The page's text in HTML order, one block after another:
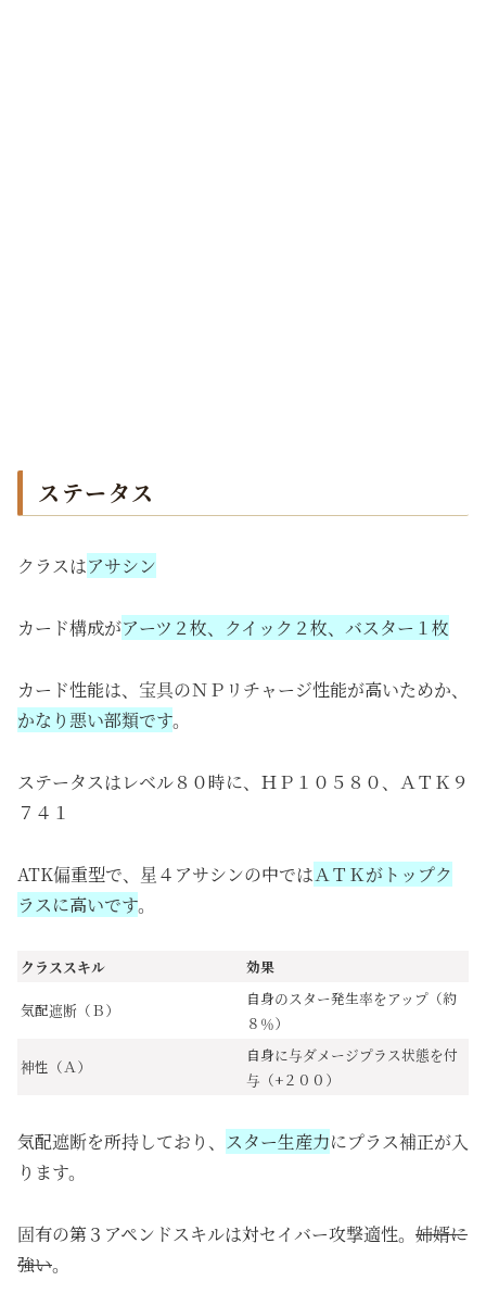
ステータス
クラスはアサシン
カード構成がアーツ２枚、クイック２枚、バスター１枚
カード性能は、宝具のＮＰリチャージ性能が高いためか、
かなり悪い部類です。
ステータスはレベル８０時に、ＨＰ１０５８０、ＡＴＫ９
７４１
ATK偏重型で、星４アサシンの中ではＡＴＫがトップク
ラスに高いです。
クラススキル 効果
気配遮断（Ｂ）
自身のスター発生率をアップ（約
８％）
神性（Ａ）
自身に与ダメージプラス状態を付
与（+２００）
気配遮断を所持しており、 スター生産力にプラス補正が入
ります。
固有の第３アペンドスキルは対セイバー攻撃適性。 姉婿に
強い。